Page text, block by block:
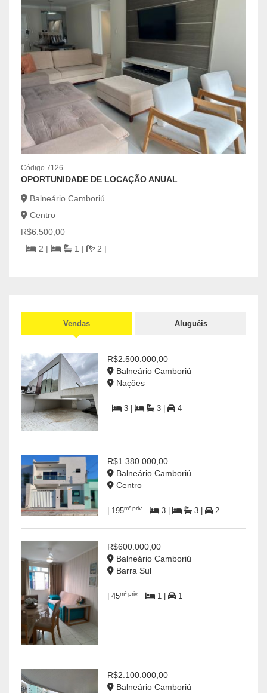
Código 7126
OPORTUNIDADE DE LOCAÇÃO ANUAL
Balneário Camboriú
Centro
R$6.500,00
2 |
1 | 2 |
Vendas Aluguéis
R$2.500.000,00
Balneário Camboriú
Nações
3 | 3 | 4
R$1.380.000,00
Balneário Camboriú
Centro
| 195m² priv. 3 | 3 | 2
R$600.000,00
Balneário Camboriú
Barra Sul
| 45m² priv. 1 | 1
R$2.100.000,00
Balneário Camboriú